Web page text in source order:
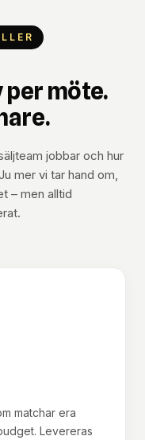
per möte.
jobbar och hur
mer vi tar hand om,
– men alltid
matchar era
Levereras